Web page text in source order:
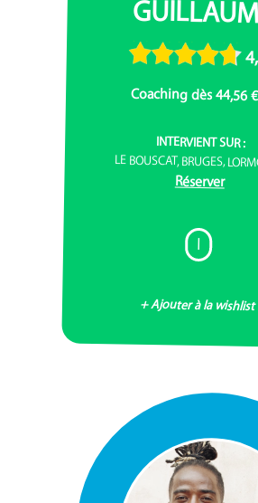
Coaching dès 44,56
INTERVIENT SUR :
LE BOUSCAT, BRUGES,
Réserver
I
+ Ajouter à la wishlist